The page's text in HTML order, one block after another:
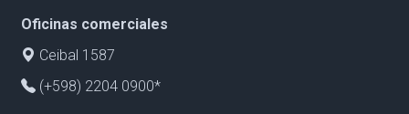
Oficinas comerciales
Ceibal 1587
(+598) 2204 0900*